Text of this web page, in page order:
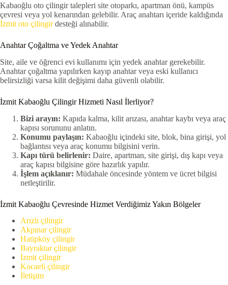
Kabaoğlu oto çilingir talepleri site otoparkı, apartman önü, kampüs
çevresi veya yol kenarından gelebilir. Araç anahtarı içeride kaldığında
İzmit oto çilingirdesteği alınabilir.
Anahtar Çoğaltma ve Yedek Anahtar
Site, aile ve öğrenci evi kullanımı için yedek anahtar gerekebilir.
Anahtar çoğaltma yapılırken kayıp anahtar veya eski kullanıcı
belirsizliği varsa kilit değişimi daha güvenli olabilir.
İzmit Kabaoğlu Çilingir Hizmeti Nasıl İlerliyor?
Bizi arayın: Kapıda kalma, kilit arızası, anahtar kaybı veya araç
kapısı sorununu anlatın.
Konumu paylaşın: Kabaoğlu içindeki site, blok, bina girişi, yol
bağlantısı veya araç konumu bilgisini verin.
Kapı türü belirlenir: Daire, apartman, site girişi, dış kapı veya
araç kapısı bilgisine göre hazırlık yapılır.
İşlem açıklanır: Müdahale öncesinde yöntem ve ücret bilgisi
netleştirilir.
İzmit Kabaoğlu Çevresinde Hizmet Verdiğimiz Yakın Bölgeler
Arızlı çilingir
Akpınar çilingir
Hatipköy çilingir
Bayraktar çilingir
İzmit çilingir
Kocaeli çilingir
İletişim